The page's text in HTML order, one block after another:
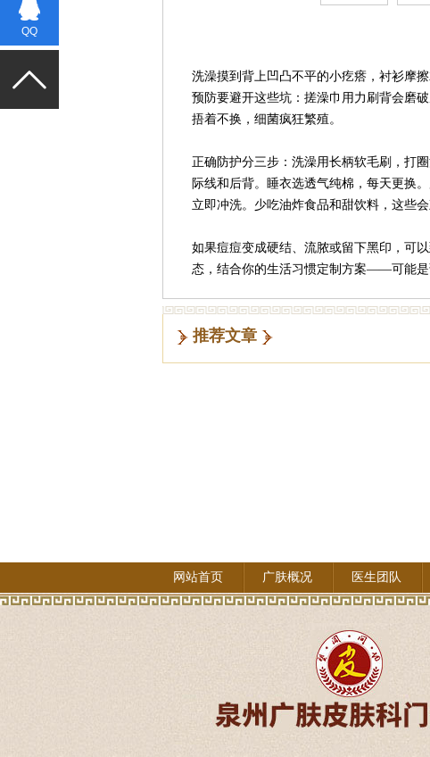
洗澡摸到背上凹凸不平的小疙瘩，衬衫摩
预防要避开这些坑：搓澡巾用力刷背会磨
捂着不换，细菌疯狂繁殖。
正确防护分三步：洗澡用长柄软毛刷，打
际线和后背。睡衣选透气纯棉，每天更换
立即冲洗。少吃油炸食品和甜饮料，这些
如果痘痘变成硬结、流脓或留下黑印，可
态，结合你的生活习惯定制方案——可能是
推荐文章
网站首页 广肤概况 医生团队
QQ